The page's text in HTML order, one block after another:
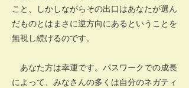
こと、しかしながらその出口はあなたが選ん
だものとはまさに逆方向にあるということを
無視し続けるのです。
あなた方は幸運です。パスワークでの成長
によって、みなさんの多くは自分のネガティ